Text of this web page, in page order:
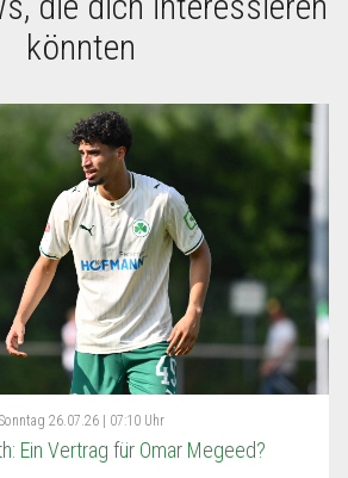
könnten
Sonntag 26.07.26 | 07:10 Uhr
Ein Vertrag für Omar Megeed?